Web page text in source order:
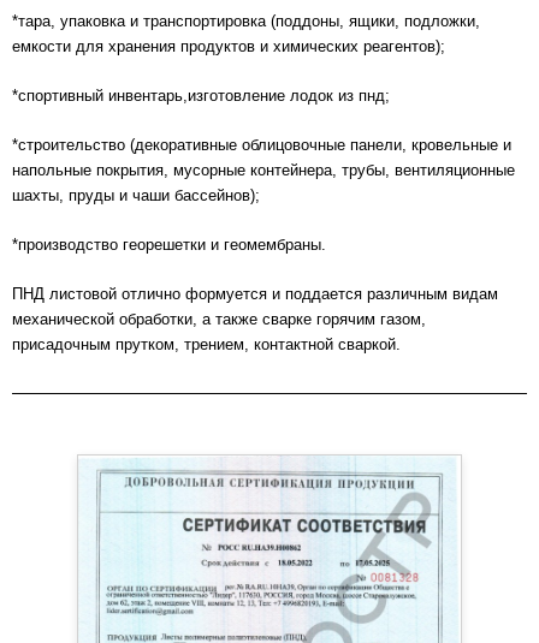
*тара, упаковка и транспортировка (поддоны, ящики, подложки,
емкости для хранения продуктов и химических реагентов);
*спортивный инвентарь,изготовление лодок из пнд;
*строительство (декоративные облицовочные панели, кровельные и
напольные покрытия, мусорные контейнера, трубы, вентиляционные
шахты, пруды и чаши бассейнов);
*производство георешетки и геомембраны.
ПНД листовой отлично формуется и поддается различным видам
механической обработки, а также сварке горячим газом,
присадочным прутком, трением, контактной сваркой.